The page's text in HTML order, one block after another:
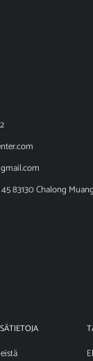
45 83130 Chalong